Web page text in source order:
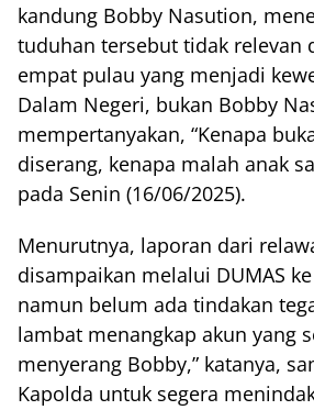
kandung Bobby Nasution,
tuduhan tersebut tidak relevan
empat pulau yang menjadi
Dalam Negeri, bukan Bobby
mempertanyakan, “Kenapa
diserang, kenapa malah anak
pada Senin (16/06/2025).
Menurutnya, laporan dari
disampaikan melalui DUMAS
namun belum ada tindakan
lambat menangkap akun yang
menyerang Bobby,” katanya,
Kapolda untuk segera